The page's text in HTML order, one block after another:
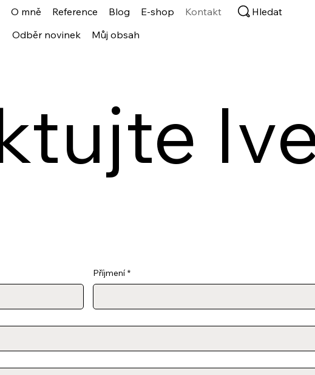
O mně Reference Blog E-shop
Kontakt
Odběr novinek
Můj obsah
Hledat
Příjmení *